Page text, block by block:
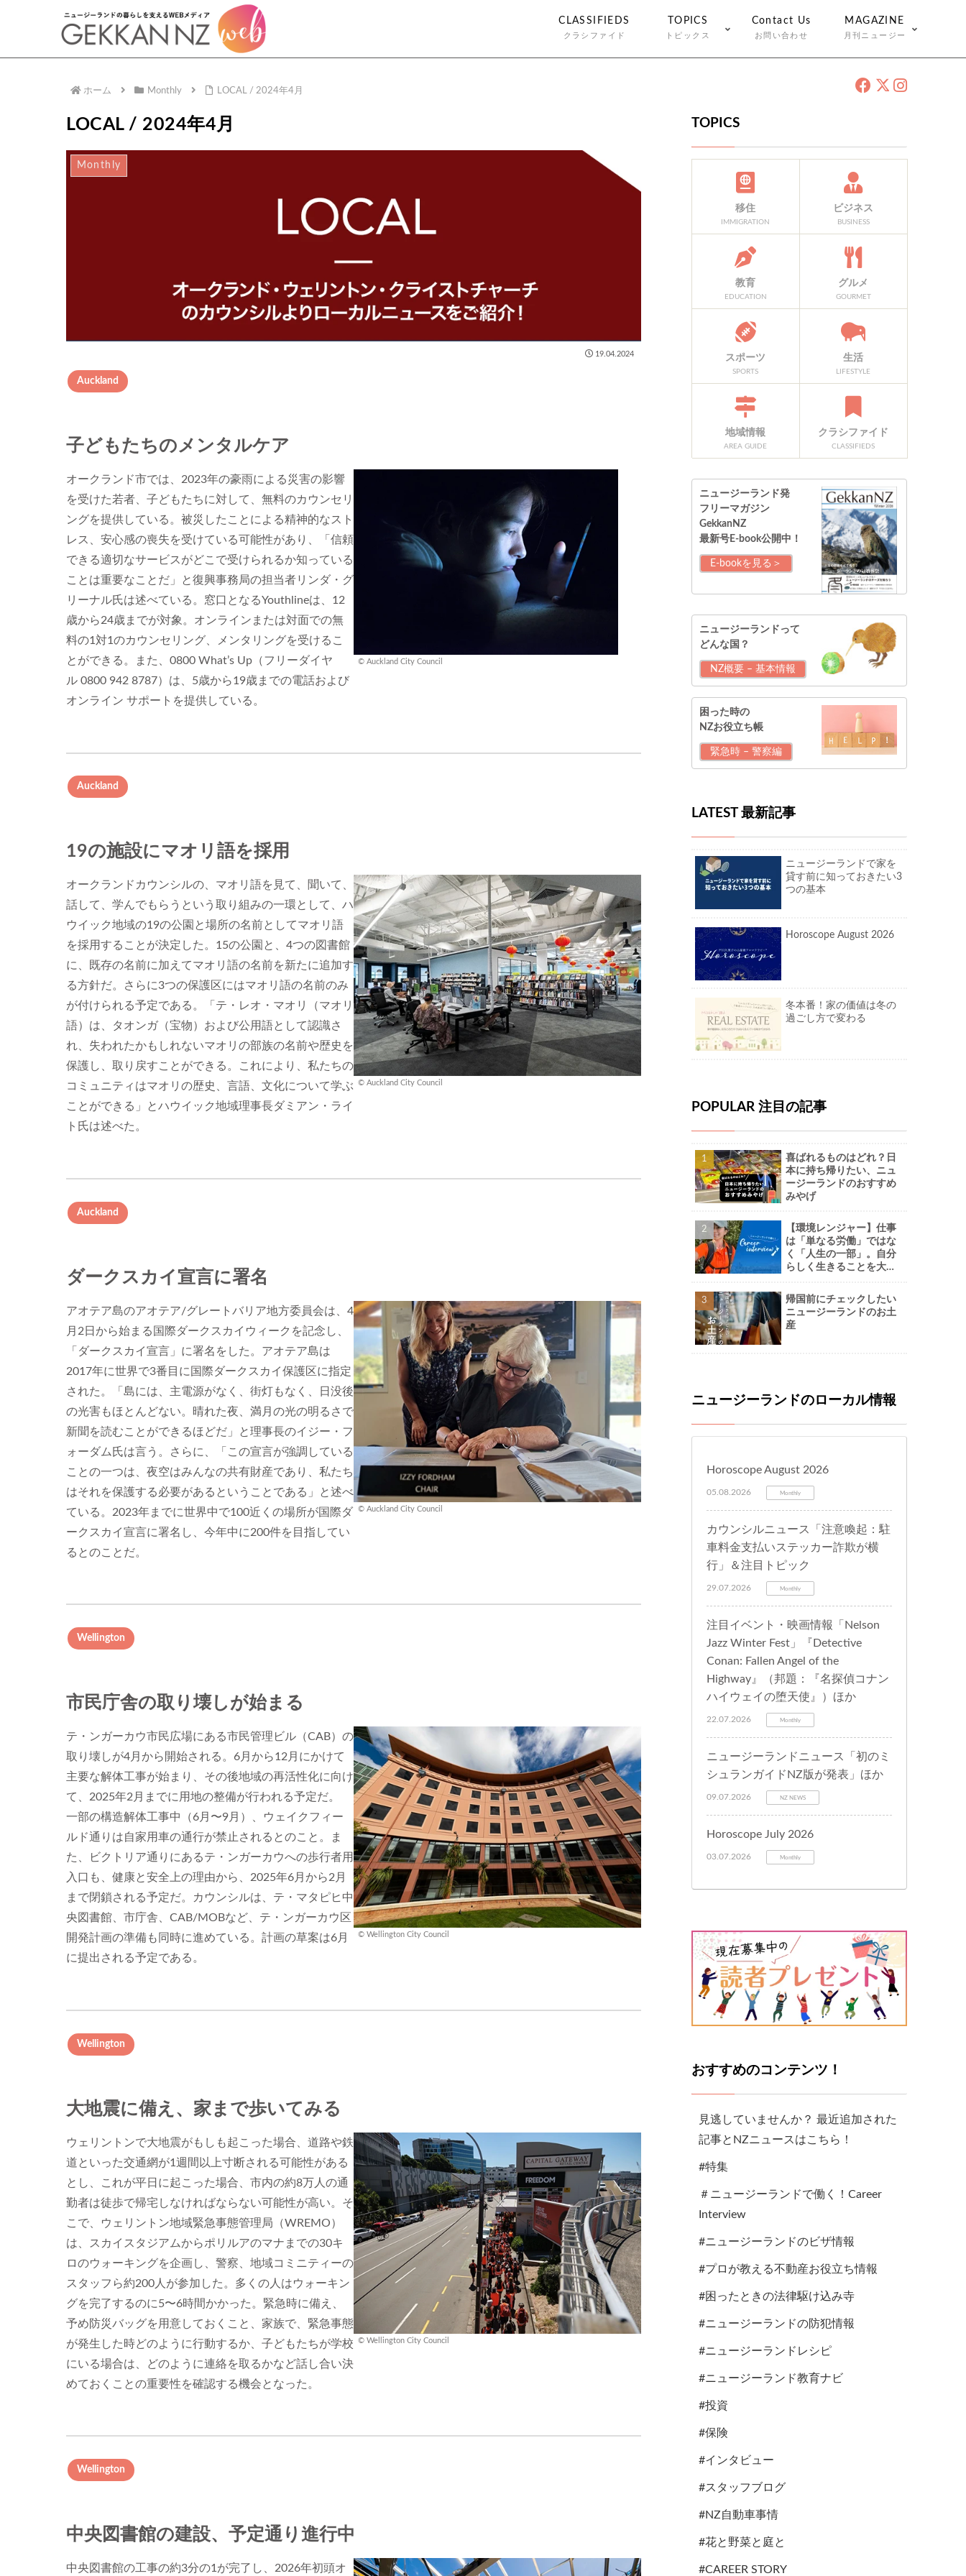
CLASSIFIEDS
クラシファイド
TOPICS
トピックス
Contact Us
お問い合わせ
MAGAZINE
月刊ニュージー
ホーム Monthly LOCAL / 2024年4月
LOCAL / 2024年4月
Monthly
19.04.2024
Auckland
子どもたちのメンタルケア
オークランド市では、2023年の豪雨による災害の影響
を受けた若者、子どもたちに対して、無料のカウンセリ
ングを提供している。被災したことによる精神的なスト
レス、安心感の喪失を受けている可能性があり、「信頼
できる適切なサービスがどこで受けられるか知っている
ことは重要なことだ」と復興事務局の担当者リンダ・グ
リーナル氏は述べている。窓口となるYouthlineは、12
歳から24歳までが対象。オンラインまたは対面での無
料の1対1のカウンセリング、メンタリングを受けるこ
とができる。また、0800 What’s Up（フリーダイヤ
ル 0800 942 8787）は、5歳から19歳までの電話および
オンライン サポートを提供している。
© Auckland City Council
Auckland
19の施設にマオリ語を採用
オークランドカウンシルの、マオリ語を見て、聞いて、
話して、学んでもらうという取り組みの一環として、ハ
ウイック地域の19の公園と場所の名前としてマオリ語
を採用することが決定した。15の公園と、4つの図書館
に、既存の名前に加えてマオリ語の名前を新たに追加す
る方針だ。さらに3つの保護区にはマオリ語の名前のみ
が付けられる予定である。「テ・レオ・マオリ（マオリ
語）は、タオンガ（宝物）および公用語として認識さ
れ、失われたかもしれないマオリの部族の名前や歴史を
保護し、取り戻すことができる。これにより、私たちの
コミュニティはマオリの歴史、言語、文化について学ぶ
ことができる」とハウイック地域理事長ダミアン・ライ
ト氏は述べた。
© Auckland City Council
Auckland
ダークスカイ宣言に署名
アオテア島のアオテア/グレートバリア地方委員会は、4
月2日から始まる国際ダークスカイウィークを記念し、
「ダークスカイ宣言」に署名をした。アオテア島は
2017年に世界で3番目に国際ダークスカイ保護区に指定
された。「島には、主電源がなく、街灯もなく、日没後
の光害もほとんどない。晴れた夜、満月の光の明るさで
新聞を読むことができるほどだ」と理事長のイジー・フ
ォーダム氏は言う。さらに、「この宣言が強調している
ことの一つは、夜空はみんなの共有財産であり、私たち
はそれを保護する必要があるということである」と述べ
ている。2023年までに世界中で100近くの場所が国際ダ
ークスカイ宣言に署名し、今年中に200件を目指してい
るとのことだ。
© Auckland City Council
Wellington
市民庁舎の取り壊しが始まる
テ・ンガーカウ市民広場にある市民管理ビル（CAB）の
取り壊しが4月から開始される。6月から12月にかけて
主要な解体工事が始まり、その後地域の再活性化に向け
て、2025年2月までに用地の整備が行われる予定だ。
一部の構造解体工事中（6月〜9月）、ウェイクフィー
ルド通りは自家用車の通行が禁止されるとのこと。ま
た、ビクトリア通りにあるテ・ンガーカウへの歩行者用
入口も、健康と安全上の理由から、2025年6月から2月
まで閉鎖される予定だ。カウンシルは、テ・マタピヒ中
央図書館、市庁舎、CAB/MOBなど、テ・ンガーカウ区
開発計画の準備も同時に進めている。計画の草案は6月
に提出される予定である。
© Wellington City Council
Wellington
大地震に備え、家まで歩いてみる
ウェリントンで大地震がもしも起こった場合、道路や鉄
道といった交通網が1週間以上寸断される可能性がある
とし、これが平日に起こった場合、市内の約8万人の通
勤者は徒歩で帰宅しなければならない可能性が高い。そ
こで、ウェリントン地域緊急事態管理局（WREMO）
は、スカイスタジアムからポリルアのマナまでの30キ
ロのウォーキングを企画し、警察、地域コミニティーの
スタッフら約200人が参加した。多くの人はウォーキン
グを完了するのに5〜6時間かかった。緊急時に備え、
予め防災バッグを用意しておくこと、家族で、緊急事態
が発生した時どのように行動するか、子どもたちが学校
にいる場合は、どのように連絡を取るかなど話し合い決
めておくことの重要性を確認する機会となった。
© Wellington City Council
Wellington
中央図書館の建設、予定通り進行中
中央図書館の工事の約3分の1が完了し、2026年初頭オ
TOPICS
移住
IMMIGRATION
ビジネス
BUSINESS
教育
EDUCATION
グルメ
GOURMET
スポーツ
SPORTS
生活
LIFESTYLE
地域情報
AREA GUIDE
クラシファイド
CLASSIFIEDS
ニュージーランド発
フリーマガジン
GekkanNZ
最新号E-book公開中！
E-bookを見る＞
ニュージーランドって
どんな国？
NZ概要 – 基本情報
困った時の
NZお役立ち帳
緊急時 – 警察編
LATEST 最新記事
ニュージーランドで家を
貸す前に知っておきたい3
つの基本
Horoscope August 2026
冬本番！家の価値は冬の
過ごし方で変わる
POPULAR 注目の記事
喜ばれるものはどれ？日
本に持ち帰りたい、ニュ
ージーランドのおすすめ
みやげ
【環境レンジャー】仕事
は「単なる労働」ではな
く「人生の一部」。自分
らしく生きることを大切
帰国前にチェックしたい
ニュージーランドのお土
産
ニュージーランドのローカル情報
Horoscope August 2026
05.08.2026 Monthly
カウンシルニュース「注意喚起：駐
車料金支払いステッカー詐欺が横
行」＆注目トピック
29.07.2026 Monthly
注目イベント・映画情報「Nelson
Jazz Winter Fest」『Detective
Conan: Fallen Angel of the
Highway』（邦題：『名探偵コナン
ハイウェイの堕天使』）ほか
22.07.2026 Monthly
ニュージーランドニュース「初のミ
シュランガイドNZ版が発表」ほか
09.07.2026 NZ NEWS
Horoscope July 2026
03.07.2026 Monthly
おすすめのコンテンツ！
見逃していませんか？ 最近追加された
記事とNZニュースはこちら！
#特集
＃ニュージーランドで働く！Career
Interview
#ニュージーランドのビザ情報
#プロが教える不動産お役立ち情報
#困ったときの法律駆け込み寺
#ニュージーランドの防犯情報
#ニュージーランドレシピ
#ニュージーランド教育ナビ
#投資
#保険
#インタビュー
#スタッフブログ
#NZ自動車事情
#花と野菜と庭と
#CAREER STORY